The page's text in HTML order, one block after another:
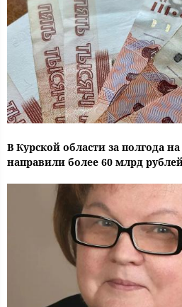
В Курской области за полгода
направили более 60 млрд